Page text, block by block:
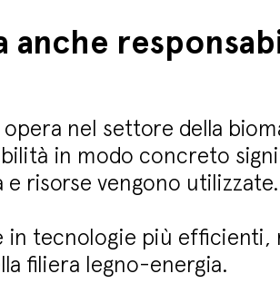
anche
opera nel settore della
in modo concreto
risorse vengono utilizzate.
tecnologie più efficienti,
filiera legno-energia.